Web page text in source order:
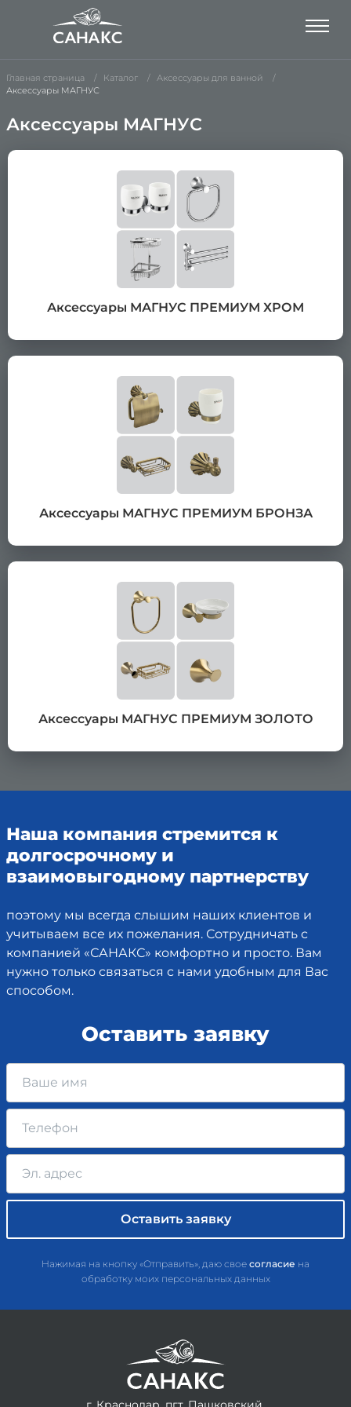
Главная страница Каталог
Аксессуары для ванной
Аксессуары МАГНУС
Аксессуары МАГНУС
Аксессуары МАГНУС ПРЕМИУМ ХРОМ
Аксессуары МАГНУС ПРЕМИУМ БРОНЗА
Аксессуары МАГНУС ПРЕМИУМ ЗОЛОТО
Наша компания стремится к
долгосрочному и
взаимовыгодному партнерству
поэтому мы всегда слышим наших клиентов и
учитываем все их пожелания. Сотрудничать с
компанией «САНАКС» комфортно и просто. Вам
нужно только связаться с нами удобным для Вас
способом.
Оставить заявку
Нажимая на кнопку «Отправить», даю свое согласие на
обработку моих персональных данных